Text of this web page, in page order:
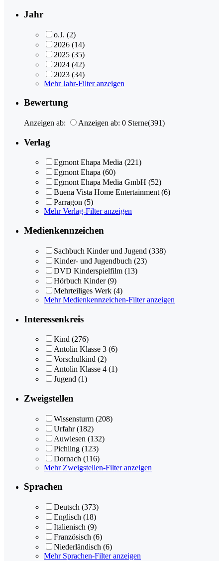
Jahr
o.J. (2)
2026 (14)
2025 (35)
2024 (42)
2023 (34)
Mehr Jahr-Filter anzeigen
Bewertung
Anzeigen ab: Anzeigen ab: 0 Sterne(391)
Verlag
Egmont Ehapa Media (221)
Egmont Ehapa (60)
Egmont Ehapa Media GmbH (52)
Buena Vista Home Entertainment (6)
Parragon (5)
Mehr Verlag-Filter anzeigen
Medienkennzeichen
Sachbuch Kinder und Jugend (338)
Kinder- und Jugendbuch (23)
DVD Kinderspielfilm (13)
Hörbuch Kinder (9)
Mehrteiliges Werk (4)
Mehr Medienkennzeichen-Filter anzeigen
Interessenkreis
Kind (276)
Antolin Klasse 3 (6)
Vorschulkind (2)
Antolin Klasse 4 (1)
Jugend (1)
Zweigstellen
Wissensturm (208)
Urfahr (182)
Auwiesen (132)
Pichling (123)
Dornach (116)
Mehr Zweigstellen-Filter anzeigen
Sprachen
Deutsch (373)
Englisch (18)
Italienisch (9)
Französisch (6)
Niederländisch (6)
Mehr Sprachen-Filter anzeigen